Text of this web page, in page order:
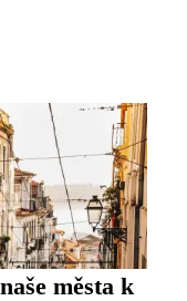
města k